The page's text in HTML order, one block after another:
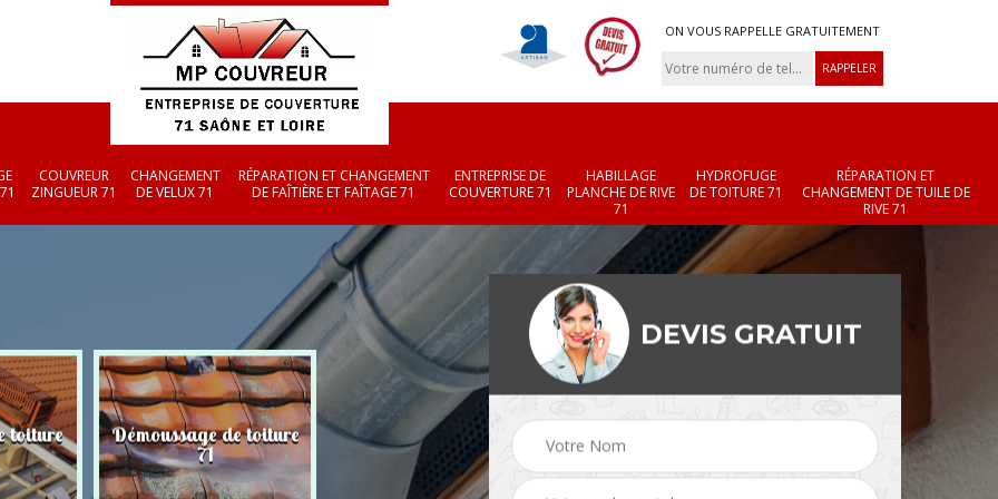
ON VOUS RAPPELLE GRATUITEMENT
COUVREUR
ZINGUEUR 71
CHANGEMENT
DE VELUX 71
RÉPARATION ET CHANGEMENT
DE FAÎTIÈRE ET FAÎTAGE 71
ENTREPRISE DE
COUVERTURE 71
HABILLAGE
PLANCHE DE RIVE
71
HYDROFUGE
DE TOITURE 71
RÉPARATION ET
CHANGEMENT DE TUILE DE
RIVE 71
toiture Démoussage de toiture
71 Couvreur zingueur 71 Changement de velux Réparation et
changement de
et faîtage 71
DEVIS GRATUIT